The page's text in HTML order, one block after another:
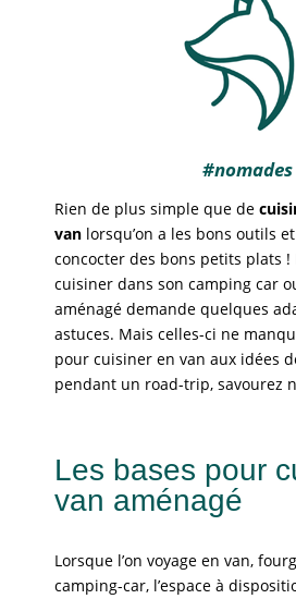
#nomades
Rien de plus simple que de
vanlorsqu’on a les bons outils et
concocter des bons petits plats
cuisiner dans son camping car
aménagé demande quelques
astuces. Mais celles-ci ne
pour cuisiner en van aux idées
pendant un road-trip, savourez
Les bases pour
van aménagé
Lorsque l’on voyage en van,
camping-car, l’espace à